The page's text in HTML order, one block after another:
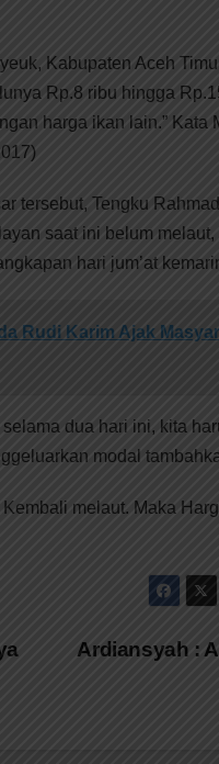
Kabupaten Aceh
Rp.8 ribu hingga
harga ikan lain.” Kata
tersebut, Tengku
saat ini belum
hari jum’at
Rudi Karim Ajak
dua hari ini, kita
modal
melaut. Maka
Ardiansyah :